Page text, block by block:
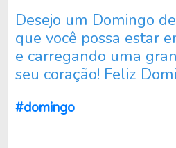
Desejo um Domingo
que você possa estar
e carregando uma
seu coração! Feliz
#domingo